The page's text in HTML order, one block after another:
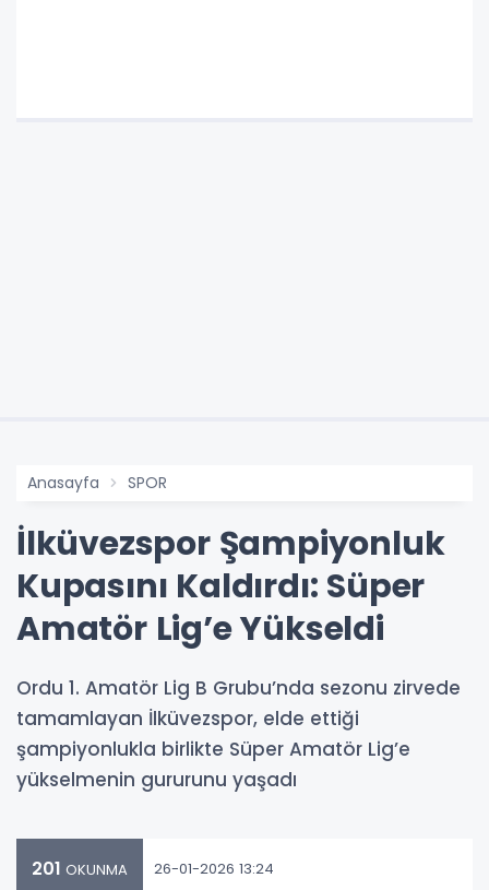
Anasayfa SPOR
İlküvezspor Şampiyonluk
Kupasını Kaldırdı: Süper
Amatör Lig’e Yükseldi
Ordu 1. Amatör Lig B Grubu’nda sezonu zirvede
tamamlayan İlküvezspor, elde ettiği
şampiyonlukla birlikte Süper Amatör Lig’e
yükselmenin gururunu yaşadı
201 OKUNMA 26-01-2026 13:24